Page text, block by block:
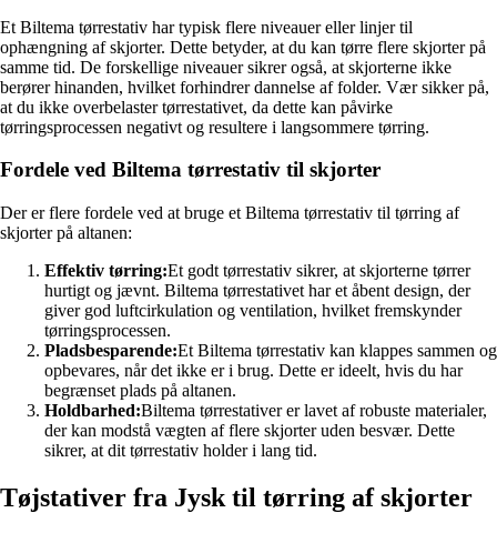
Et Biltema tørrestativ har typisk flere niveauer eller linjer til
ophængning af skjorter. Dette betyder, at du kan tørre flere skjorter på
samme tid. De forskellige niveauer sikrer også, at skjorterne ikke
berører hinanden, hvilket forhindrer dannelse af folder. Vær sikker på,
at du ikke overbelaster tørrestativet, da dette kan påvirke
tørringsprocessen negativt og resultere i langsommere tørring.
Fordele ved Biltema tørrestativ til skjorter
Der er flere fordele ved at bruge et Biltema tørrestativ til tørring af
skjorter på altanen:
Effektiv tørring:Et godt tørrestativ sikrer, at skjorterne tørrer
hurtigt og jævnt. Biltema tørrestativet har et åbent design, der
giver god luftcirkulation og ventilation, hvilket fremskynder
tørringsprocessen.
Pladsbesparende:Et Biltema tørrestativ kan klappes sammen og
opbevares, når det ikke er i brug. Dette er ideelt, hvis du har
begrænset plads på altanen.
Holdbarhed:Biltema tørrestativer er lavet af robuste materialer,
der kan modstå vægten af flere skjorter uden besvær. Dette
sikrer, at dit tørrestativ holder i lang tid.
Tøjstativer fra Jysk til tørring af skjorter